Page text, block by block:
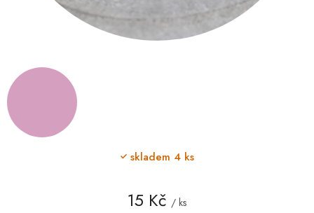
15 Kč / ks
skladem 4 ks